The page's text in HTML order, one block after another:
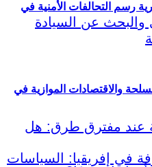
رسم التحالفات الأمنية في
والاقتصادات الموازية في